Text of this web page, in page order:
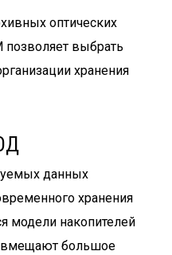
оптических
выбрать
хранения
данных
хранения
модели накопителей
вмещают большое